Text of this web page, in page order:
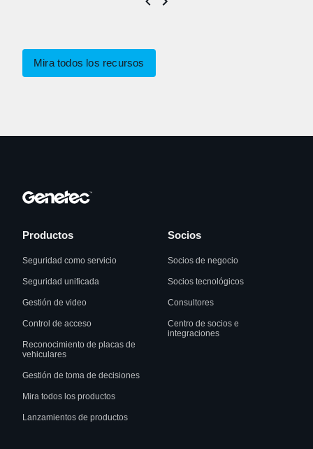
Mira todos los recursos
Productos
Seguridad como servicio
Seguridad unificada
Gestión de video
Control de acceso
Reconocimiento de placas de
vehiculares
Gestión de toma de decisiones
Mira todos los productos
Lanzamientos de productos
Socios
Socios de negocio
Socios tecnológicos
Consultores
Centro de socios e
integraciones